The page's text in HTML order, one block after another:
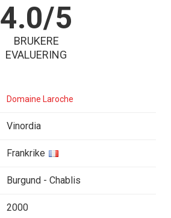
4.0/5
BRUKERE
EVALUERING
Domaine Laroche
Vinordia
Frankrike
Burgund - Chablis
2000